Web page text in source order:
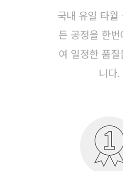
국내 유일 타월
든 공정을 한
여 일정한 품
니다.